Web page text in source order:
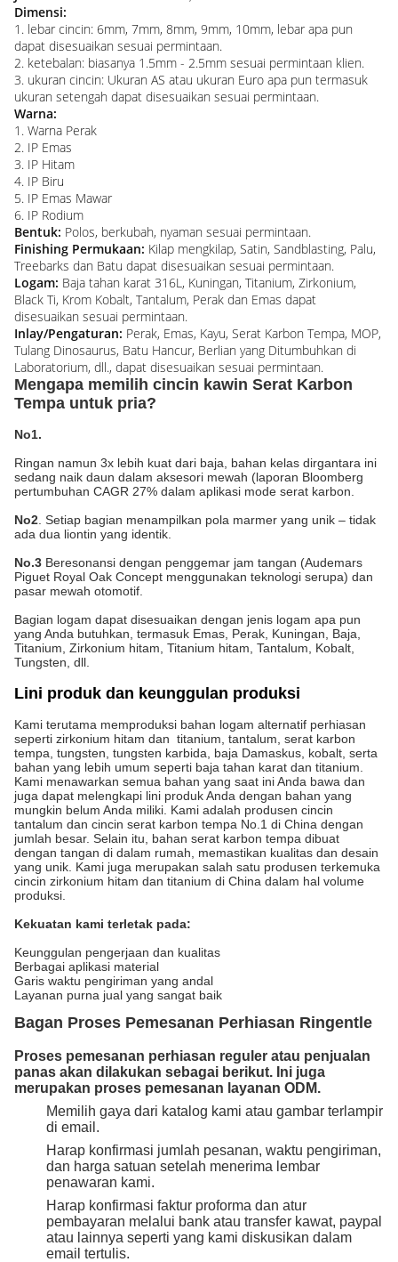
Dimensi:
1. lebar cincin: 6mm, 7mm, 8mm, 9mm, 10mm, lebar apa pun
dapat disesuaikan sesuai permintaan.
2. ketebalan: biasanya 1.5mm - 2.5mm sesuai permintaan klien.
3. ukuran cincin: Ukuran AS atau ukuran Euro apa pun termasuk
ukuran setengah dapat disesuaikan sesuai permintaan.
Warna:
1. Warna Perak
2. IP Emas
3. IP Hitam
4. IP Biru
5. IP Emas Mawar
6. IP Rodium
Bentuk: Polos, berkubah, nyaman sesuai permintaan.
Finishing Permukaan: Kilap mengkilap, Satin, Sandblasting, Palu,
Treebarks dan Batu dapat disesuaikan sesuai permintaan.
Logam: Baja tahan karat 316L, Kuningan, Titanium, Zirkonium,
Black Ti, Krom Kobalt, Tantalum, Perak dan Emas dapat
disesuaikan sesuai permintaan.
Inlay/Pengaturan: Perak, Emas, Kayu, Serat Karbon Tempa, MOP,
Tulang Dinosaurus, Batu Hancur, Berlian yang Ditumbuhkan di
Laboratorium, dll., dapat disesuaikan sesuai permintaan.
Mengapa memilih cincin kawin Serat Karbon
Tempa untuk pria?
No1.
Ringan namun 3x lebih kuat dari baja, bahan kelas dirgantara ini
sedang naik daun dalam aksesori mewah (laporan Bloomberg
pertumbuhan CAGR 27% dalam aplikasi mode serat karbon.
No2 . Setiap bagian menampilkan pola marmer yang unik – tidak
ada dua liontin yang identik.
No.3 Beresonansi dengan penggemar jam tangan (Audemars
Piguet Royal Oak Concept menggunakan teknologi serupa) dan
pasar mewah otomotif.
Bagian logam dapat disesuaikan dengan jenis logam apa pun
yang Anda butuhkan, termasuk Emas, Perak, Kuningan, Baja,
Titanium, Zirkonium hitam, Titanium hitam, Tantalum, Kobalt,
Tungsten, dll.
Lini produk dan keunggulan produksi
Kami terutama memproduksi bahan logam alternatif perhiasan
seperti zirkonium hitam dan titanium, tantalum, serat karbon
tempa, tungsten, tungsten karbida, baja Damaskus, kobalt, serta
bahan yang lebih umum seperti baja tahan karat dan titanium.
Kami menawarkan semua bahan yang saat ini Anda bawa dan
juga dapat melengkapi lini produk Anda dengan bahan yang
mungkin belum Anda miliki. Kami adalah produsen cincin
tantalum dan cincin serat karbon tempa No.1 di China dengan
jumlah besar. Selain itu, bahan serat karbon tempa dibuat
dengan tangan di dalam rumah, memastikan kualitas dan desain
yang unik. Kami juga merupakan salah satu produsen terkemuka
cincin zirkonium hitam dan titanium di China dalam hal volume
produksi.
Kekuatan kami terletak pada:
Keunggulan pengerjaan dan kualitas
Berbagai aplikasi material
Garis waktu pengiriman yang andal
Layanan purna jual yang sangat baik
Bagan Proses Pemesanan Perhiasan Ringentle
Proses pemesanan perhiasan reguler atau penjualan
panas akan dilakukan sebagai berikut. Ini juga
merupakan proses pemesanan layanan ODM.
Memilih gaya dari katalog kami atau gambar terlampir
di email.
Harap konfirmasi jumlah pesanan, waktu pengiriman,
dan harga satuan setelah menerima lembar
penawaran kami.
Harap konfirmasi faktur proforma dan atur
pembayaran melalui bank atau transfer kawat, paypal
atau lainnya seperti yang kami diskusikan dalam
email tertulis.